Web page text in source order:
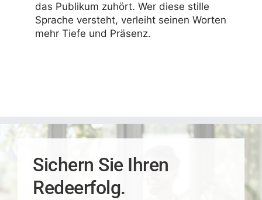
das Publikum zuhört. Wer diese stille
Sprache versteht, verleiht seinen Worten
mehr Tiefe und Präsenz.
Sichern Sie Ihren
Redeerfolg.